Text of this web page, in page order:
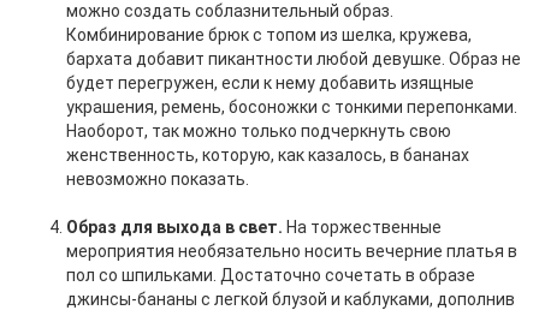
можно создать соблазнительный образ.
Комбинирование брюк с топом из шелка, кружева,
бархата добавит пикантности любой девушке. Образ не
будет перегружен, если к нему добавить изящные
украшения, ремень, босоножки с тонкими перепонками.
Наоборот, так можно только подчеркнуть свою
женственность, которую, как казалось, в бананах
невозможно показать.
Образ для выхода в свет. На торжественные
мероприятия необязательно носить вечерние платья в
пол со шпильками. Достаточно сочетать в образе
джинсы-бананы с легкой блузой и каблуками, дополнив